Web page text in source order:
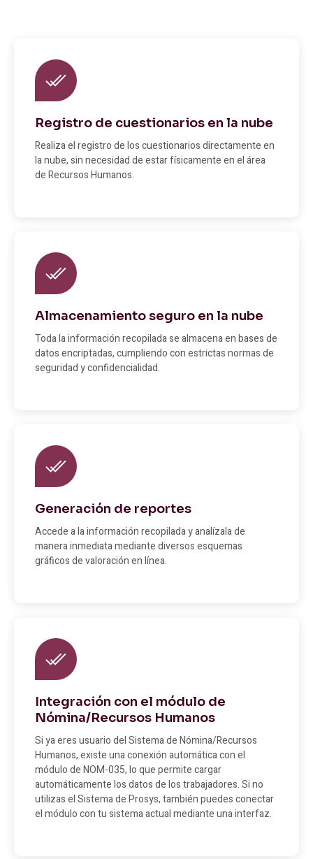
Registro de cuestionarios en la nube
Realiza el registro de los cuestionarios directamente en
la nube, sin necesidad de estar físicamente en el área
de Recursos Humanos.
Almacenamiento seguro en la nube
Toda la información recopilada se almacena en bases de
datos encriptadas, cumpliendo con estrictas normas de
seguridad y confidencialidad.
Generación de reportes
Accede a la información recopilada y analízala de
manera inmediata mediante diversos esquemas
gráficos de valoración en línea.
Integración con el módulo de
Nómina/Recursos Humanos
Si ya eres usuario del Sistema de Nómina/Recursos
Humanos, existe una conexión automática con el
módulo de NOM-035, lo que permite cargar
automáticamente los datos de los trabajadores. Si no
utilizas el Sistema de Prosys, también puedes conectar
el módulo con tu sistema actual mediante una interfaz.